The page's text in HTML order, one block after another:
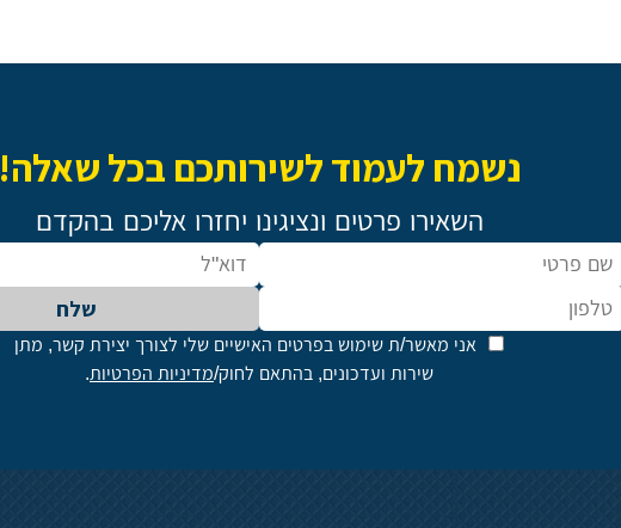
נשמח לעמוד לשירותכם בכל שאלה!
השאירו פרטים ונציגינו יחזרו אליכם בהקדם
שלח
אני מאשר/ת שימוש בפרטים האישיים שלי לצורך יצירת קשר, מתן
שירות ועדכונים, בהתאם לחוק/מדיניות הפרטיות.